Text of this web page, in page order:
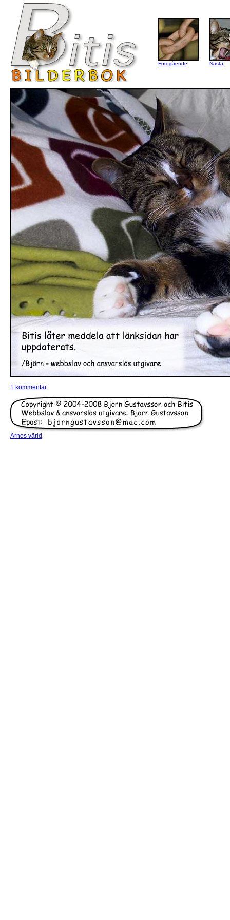
Föregående Nästa
1 kommentar
Arnes värld